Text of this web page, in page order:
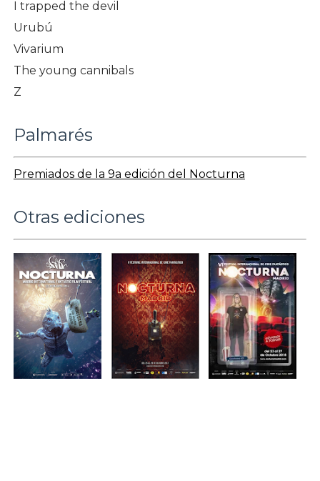
I trapped the devil
Urubú
Vivarium
The young cannibals
Z
Palmarés
Premiados de la 9a edición del Nocturna
Otras ediciones